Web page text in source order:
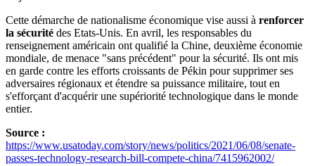
Cette démarche de nationalisme économique vise aussi à renforcer
la sécurité des Etats-Unis. En avril, les responsables du
renseignement américain ont qualifié la Chine, deuxième économie
mondiale, de menace "sans précédent" pour la sécurité. Ils ont mis
en garde contre les efforts croissants de Pékin pour supprimer ses
adversaires régionaux et étendre sa puissance militaire, tout en
s'efforçant d'acquérir une supériorité technologique dans le monde
entier.
Source :
https://www.usatoday.com/story/news/politics/2021/06/08/senate-
passes-technology-research-bill-compete-china/7415962002/